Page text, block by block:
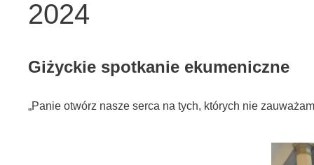
2024
Giżyckie spotkanie ekumeniczne
„Panie otwórz nasze serca na tych, których nie